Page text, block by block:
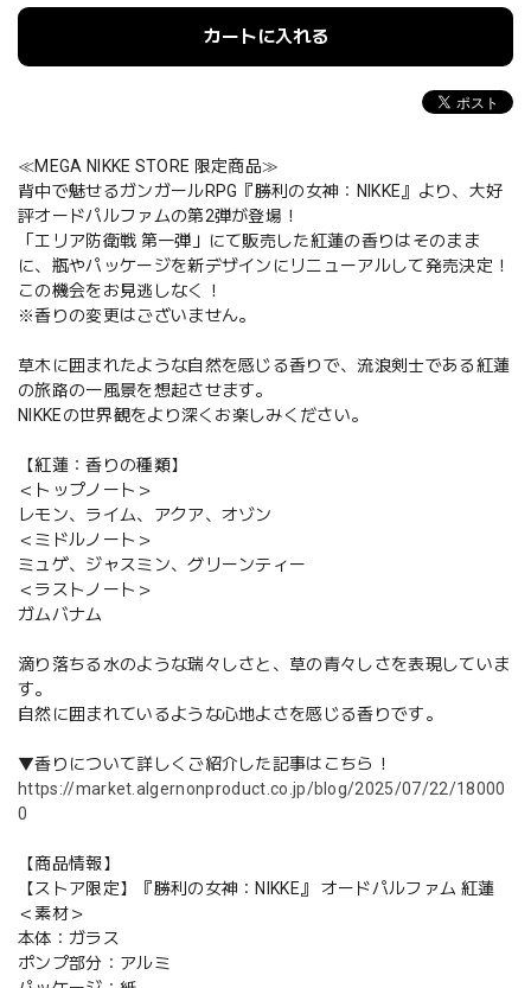
カートに入れる
≪MEGA NIKKE STORE 限定商品≫
背中で魅せるガンガールRPG『勝利の女神：NIKKE』より、大好
評オードパルファムの第2弾が登場！
「エリア防衛戦 第一弾」にて販売した紅蓮の香りはそのまま
に、瓶やパッケージを新デザインにリニューアルして発売決定！
この機会をお見逃しなく！
※香りの変更はございません。
草木に囲まれたような自然を感じる香りで、流浪剣士である紅蓮
の旅路の一風景を想起させます。
NIKKEの世界観をより深くお楽しみください。
【紅蓮：香りの種類】
＜トップノート＞
レモン、ライム、アクア、オゾン
＜ミドルノート＞
ミュゲ、ジャスミン、グリーンティー
＜ラストノート＞
ガムバナム
滴り落ちる水のような瑞々しさと、草の青々しさを表現していま
す。
自然に囲まれているような心地よさを感じる香りです。
▼香りについて詳しくご紹介した記事はこちら！
https://market.algernonproduct.co.jp/blog/2025/07/22/18000
0
【商品情報】
【ストア限定】『勝利の女神：NIKKE』 オードパルファム 紅蓮
＜素材＞
本体：ガラス
ポンプ部分：アルミ